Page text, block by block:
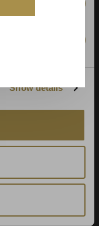
Show details